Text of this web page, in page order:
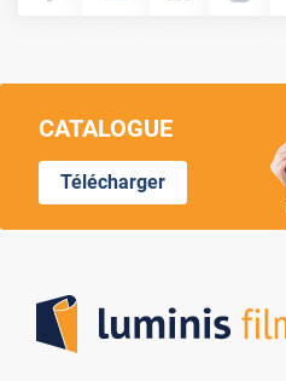
CATALOGUE
Télécharger